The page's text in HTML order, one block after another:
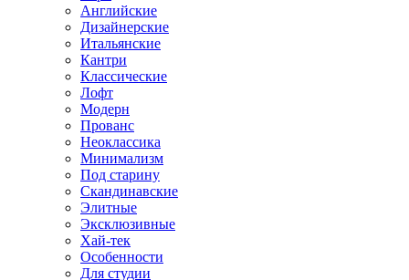
Английские
Дизайнерские
Итальянские
Кантри
Классические
Лофт
Модерн
Прованс
Неоклассика
Минимализм
Под старину
Скандинавские
Элитные
Эксклюзивные
Хай-тек
Особенности
Для студии